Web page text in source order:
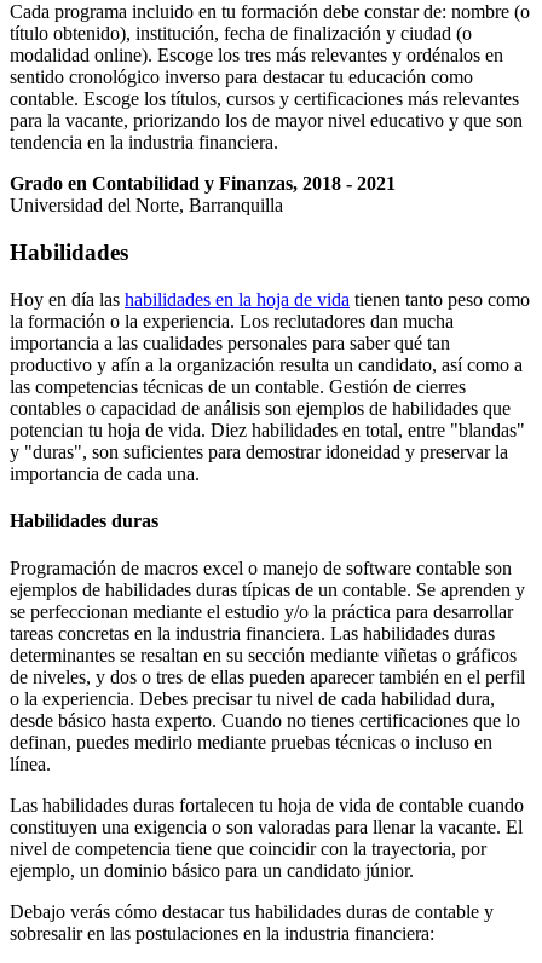
Cada programa incluido en tu formación debe constar de: nombre (o
título obtenido), institución, fecha de finalización y ciudad (o
modalidad online). Escoge los tres más relevantes y ordénalos en
sentido cronológico inverso para destacar tu educación como
contable. Escoge los títulos, cursos y certificaciones más relevantes
para la vacante, priorizando los de mayor nivel educativo y que son
tendencia en la industria financiera.
Grado en Contabilidad y Finanzas, 2018 - 2021
Universidad del Norte, Barranquilla
Habilidades
Hoy en día las habilidades en la hoja de vida tienen tanto peso como
la formación o la experiencia. Los reclutadores dan mucha
importancia a las cualidades personales para saber qué tan
productivo y afín a la organización resulta un candidato, así como a
las competencias técnicas de un contable. Gestión de cierres
contables o capacidad de análisis son ejemplos de habilidades que
potencian tu hoja de vida. Diez habilidades en total, entre "blandas"
y "duras", son suficientes para demostrar idoneidad y preservar la
importancia de cada una.
Habilidades duras
Programación de macros excel o manejo de software contable son
ejemplos de habilidades duras típicas de un contable. Se aprenden y
se perfeccionan mediante el estudio y/o la práctica para desarrollar
tareas concretas en la industria financiera. Las habilidades duras
determinantes se resaltan en su sección mediante viñetas o gráficos
de niveles, y dos o tres de ellas pueden aparecer también en el perfil
o la experiencia. Debes precisar tu nivel de cada habilidad dura,
desde básico hasta experto. Cuando no tienes certificaciones que lo
definan, puedes medirlo mediante pruebas técnicas o incluso en
línea.
Las habilidades duras fortalecen tu hoja de vida de contable cuando
constituyen una exigencia o son valoradas para llenar la vacante. El
nivel de competencia tiene que coincidir con la trayectoria, por
ejemplo, un dominio básico para un candidato júnior.
Debajo verás cómo destacar tus habilidades duras de contable y
sobresalir en las postulaciones en la industria financiera: